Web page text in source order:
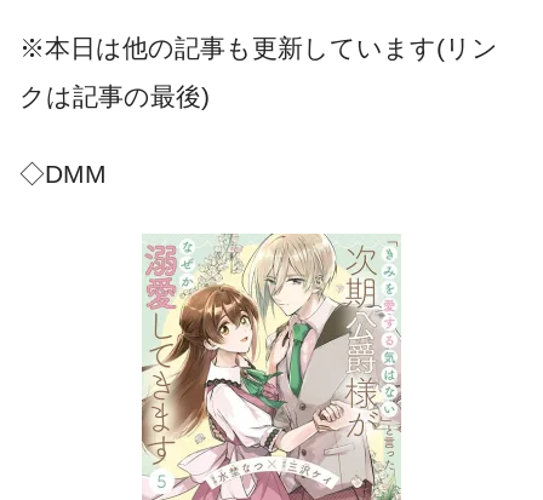
※本日は他の記事も更新しています(リン
クは記事の最後)
◇DMM